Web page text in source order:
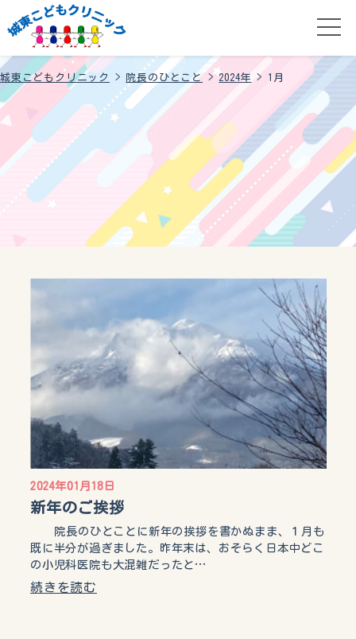
城東こどもクリニック > 院長のひとこと>2024年 > 1月
2024年01月18日
新年のご挨拶
院長のひとことに新年の挨拶を書かぬまま、１月も
既に半分が過ぎました。昨年末は、おそらく日本中どこ
の小児科医院も大混雑だったと…
続きを読む